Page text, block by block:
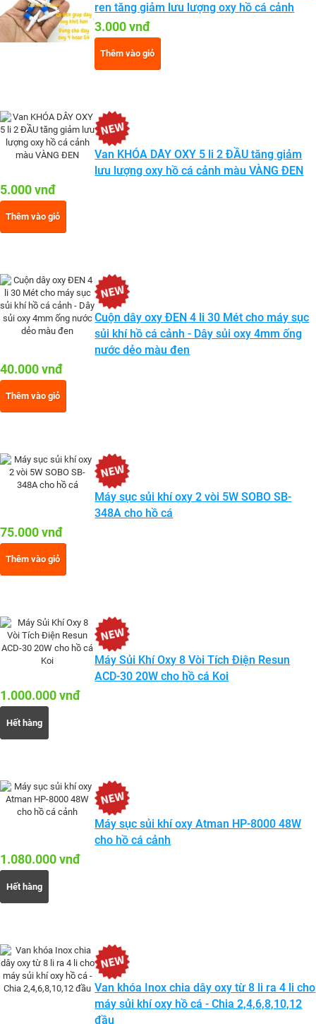
ren tăng giảm lưu lượng oxy hồ cá cảnh
3.000 vnđ
Thêm vào giỏ
Van KHÓA DÂY OXY 5 li 2 ĐẦU tăng giảm
lưu lượng oxy hồ cá cảnh màu VÀNG ĐEN
5.000 vnđ
Thêm vào giỏ
Cuộn dây oxy ĐEN 4 li 30 Mét cho máy sục
sủi khí hồ cá cảnh - Dây sủi oxy 4mm ống
nước dẻo màu đen
40.000 vnđ
Thêm vào giỏ
Máy sục sủi khí oxy 2 vòi 5W SOBO SB-
348A cho hồ cá
75.000 vnđ
Thêm vào giỏ
Máy Sủi Khí Oxy 8 Vòi Tích Điện Resun
ACD-30 20W cho hồ cá Koi
1.000.000 vnđ
Hết hàng
Máy sục sủi khí oxy Atman HP-8000 48W
cho hồ cá cảnh
1.080.000 vnđ
Hết hàng
Van khóa Inox chia dây oxy từ 8 li ra 4 li cho
máy sủi khí oxy hồ cá - Chia 2,4,6,8,10,12
đầu